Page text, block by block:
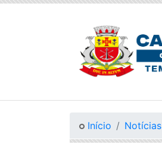
Início Notícias